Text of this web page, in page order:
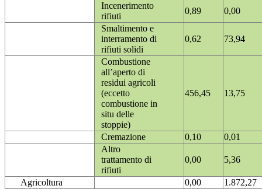
Incenerimento
rifiuti
0,89
0,00
Smaltimento e
interramento di
rifiuti solidi
0,62 73,94
Combustione
all’aperto di
residui agricoli
(eccetto
combustione in
situ delle
stoppie)
456,45 13,75
Cremazione 0,10
0,01
Altro
trattamento di
rifiuti
0,00 5,36
Agricoltura 0,00
1.872,27